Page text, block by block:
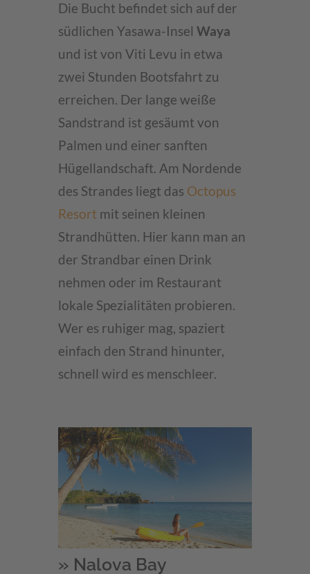
Die Bucht befindet sich auf der
südlichen Yasawa-Insel Waya
und ist von Viti Levu in etwa
zwei Stunden Bootsfahrt zu
erreichen. Der lange weiße
Sandstrand ist gesäumt von
Palmen und einer sanften
Hügellandschaft. Am Nordende
des Strandes liegt das Octopus
Resort mit seinen kleinen
Strandhütten. Hier kann man an
der Strandbar einen Drink
nehmen oder im Restaurant
lokale Spezialitäten probieren.
Wer es ruhiger mag, spaziert
einfach den Strand hinunter,
schnell wird es menschleer.
» Nalova Bay